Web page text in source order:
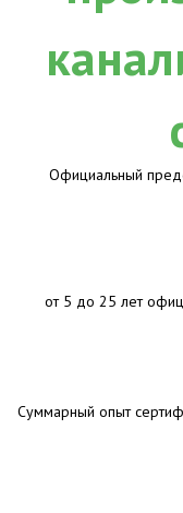
Официальный
от 5 до 25 лет
Суммарный опыт